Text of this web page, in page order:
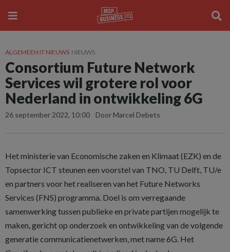
ALGEMEEN IT NIEUWS NIEUWS
Consortium Future Network
Services wil grotere rol voor
Nederland in ontwikkeling 6G
26 september 2022, 10:00 Door Marcel Debets
Het ministerie van Economische zaken en Klimaat (EZK) en de
Topsector ICT steunen een voorstel van TNO, TU Delft, TU/e
en partners voor het realiseren van het Future Networks
Services (FNS) programma. Doel is om verregaande
samenwerking tussen publieke en private partijen mogelijk te
maken, gericht op onderzoek en ontwikkeling van de volgende
generatie communicatienetwerken, met name 6G. Het